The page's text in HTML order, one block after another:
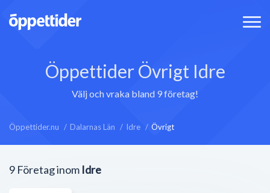
Öppettider Övrigt Idre
Välj och vraka bland 9 företag!
Öppettider.nu Dalarnas Län Idre Övrigt
9 Företag inom Idre